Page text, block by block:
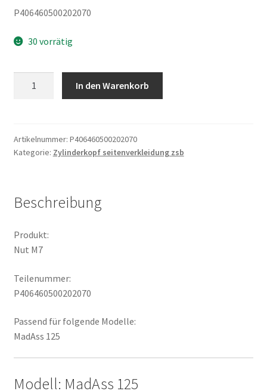
P406460500202070
30 vorrätig
In den Warenkorb
Artikelnummer: P406460500202070
Kategorie: Zylinderkopf seitenverkleidung zsb
Beschreibung
Produkt:
Nut M7
Teilenummer:
P406460500202070
Passend für folgende Modelle:
MadAss 125
Modell: MadAss 125